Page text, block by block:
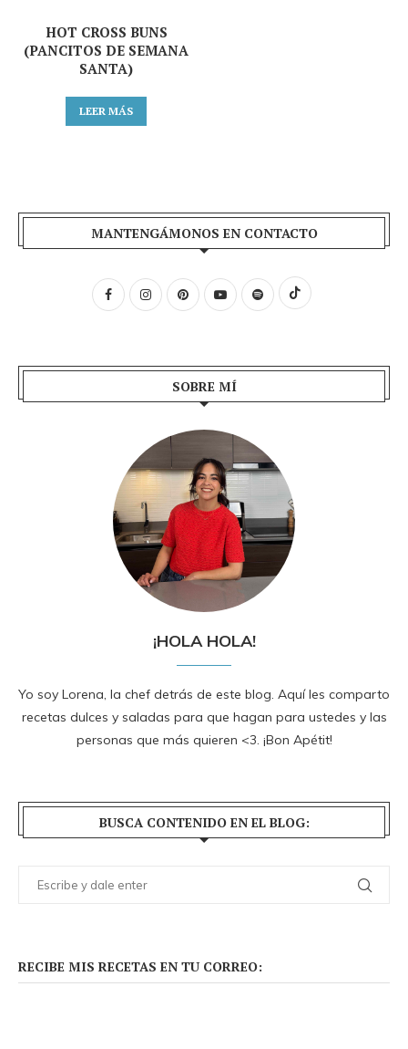
HOT CROSS BUNS
(PANCITOS DE SEMANA
SANTA)
LEER MÁS
MANTENGÁMONOS EN CONTACTO
SOBRE MÍ
¡HOLA HOLA!
Yo soy Lorena, la chef detrás de este blog. Aquí les comparto
recetas dulces y saladas para que hagan para ustedes y las
personas que más quieren <3. ¡Bon Apétit!
BUSCA CONTENIDO EN EL BLOG:
RECIBE MIS RECETAS EN TU CORREO: